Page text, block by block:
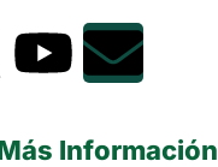
Información